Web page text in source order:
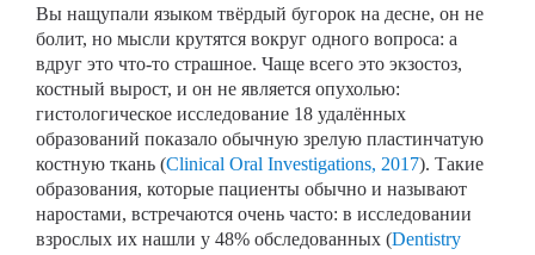
Вы нащупали языком твёрдый бугорок на десне, он не
болит, но мысли крутятся вокруг одного вопроса: а
вдруг это что-то страшное. Чаще всего это экзостоз,
костный вырост, и он не является опухолью:
гистологическое исследование 18 удалённых
образований показало обычную зрелую пластинчатую
костную ткань (Clinical Oral Investigations, 2017). Такие
образования, которые пациенты обычно и называют
наростами, встречаются очень часто: в исследовании
взрослых их нашли у 48% обследованных (Dentistry